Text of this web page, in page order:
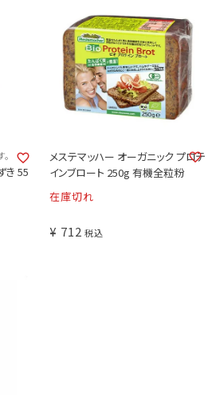
き 55
メステマッハー オーガニック プロテ
インブロート 250g 有機全粒粉
在庫切れ
¥ 712 税込